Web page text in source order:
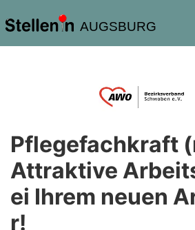
AUGSBURG
Pflegefachkraft
Attraktive
ei Ihrem neuen
r!